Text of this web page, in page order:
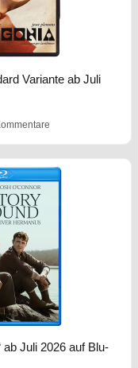
Variante ab Juli
ab Juli 2026 auf Blu-